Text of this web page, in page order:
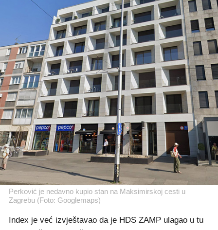
Perković je nedavno kupio stan na Maksimirskoj cesti u
Zagrebu (Foto: Googlemaps)
Index je već izvještavao da je HDS ZAMP ulagao u tu